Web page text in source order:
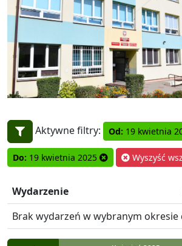
Aktywne filtry: Od: 19 kwietnia
Do: 19 kwietnia 2025 Wyszyść
Wydarzenie
Brak wydarzeń w wybranym okresie